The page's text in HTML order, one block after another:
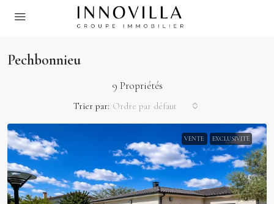
Pechbonnieu
9 Propriétés
Trier par: Ordre par défaut
VENTE EXCLUSIVITÉ